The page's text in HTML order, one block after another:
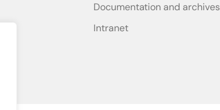
Documentation and archives
Intranet